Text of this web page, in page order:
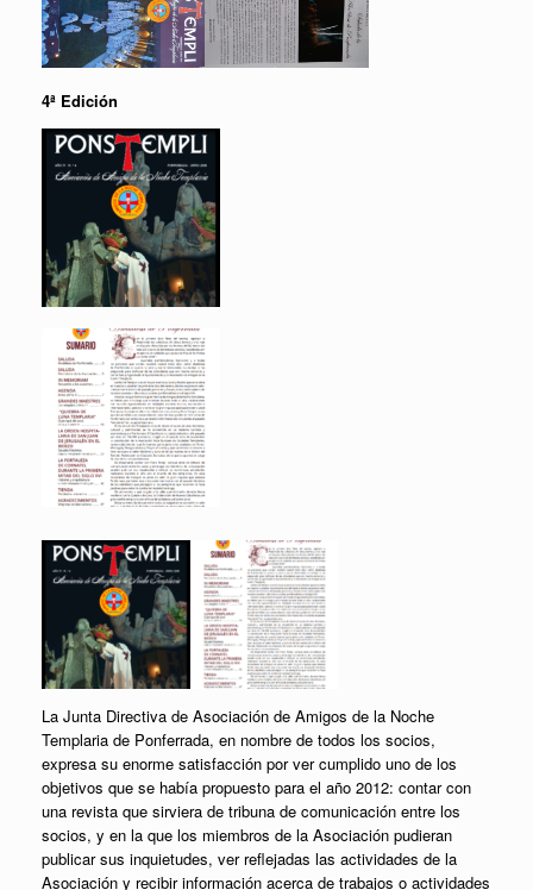
4ª Edición
La Junta Directiva de Asociación de Amigos de la Noche
Templaria de Ponferrada, en nombre de todos los socios,
expresa su enorme satisfacción por ver cumplido uno de los
objetivos que se había propuesto para el año 2012: contar con
una revista que sirviera de tribuna de comunicación entre los
socios, y en la que los miembros de la Asociación pudieran
publicar sus inquietudes, ver reflejadas las actividades de la
Asociación y recibir información acerca de trabajos o actividades